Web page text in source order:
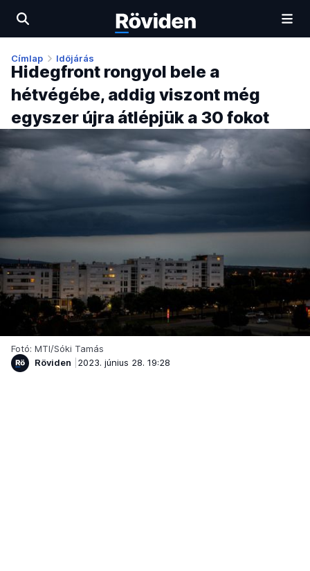
Címlap Időjárás
Hidegfront rongyol bele a
hétvégébe, addig viszont még
egyszer újra átlépjük a 30 fokot
Fotó: MTI/Sóki Tamás
Röviden
2023. június 28. 19:28